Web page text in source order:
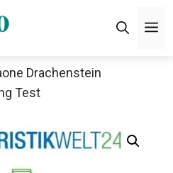
Drachenstein
Test